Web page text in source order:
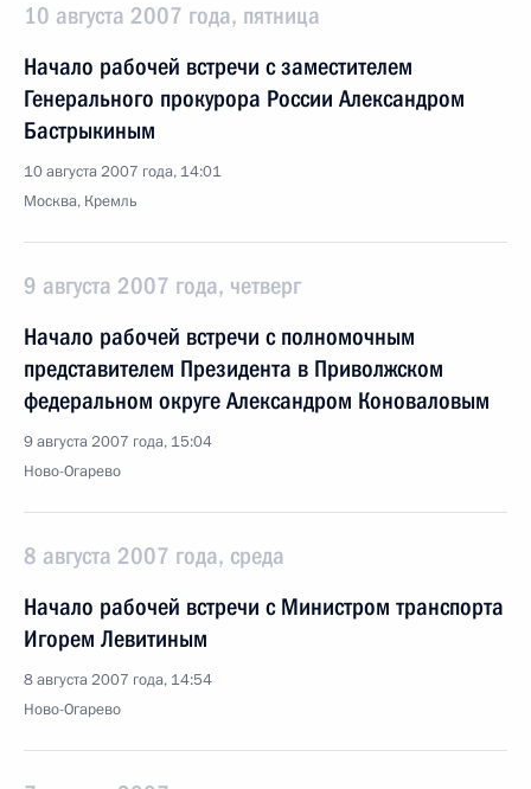
10 августа 2007 года, пятница
Начало рабочей встречи с заместителем
Генерального прокурора России Александром
Бастрыкиным
10 августа 2007 года, 14:01
Москва, Кремль
9 августа 2007 года, четверг
Начало рабочей встречи с полномочным
представителем Президента в Приволжском
федеральном округе Александром Коноваловым
9 августа 2007 года, 15:04
Ново-Огарево
8 августа 2007 года, среда
Начало рабочей встречи с Министром транспорта
Игорем Левитиным
8 августа 2007 года, 14:54
Ново-Огарево